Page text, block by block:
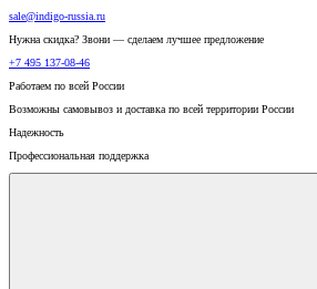
sale@indigo-russia.ru
Нужна скидка? Звони — сделаем лучшее предложение
+7 495 137-08-46
Работаем по всей России
Возможны самовывоз и доставка по всей территории России
Надежность
Профессиональная поддержка